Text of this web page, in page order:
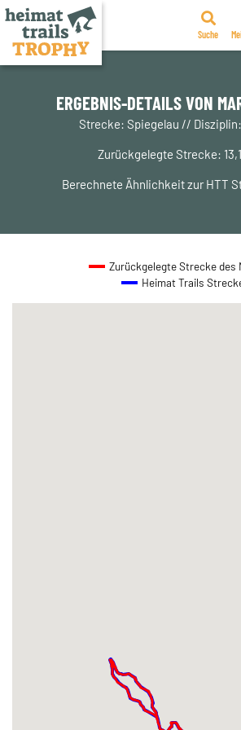
Zum
Suche
ERGEBNIS-DETAILS VON
Strecke: Spiegelau //
Zurückgelegte Strecke:
Berechnete Ähnlichkeit zur HTT
Zurückgelegte Strecke des
Heimat Trails